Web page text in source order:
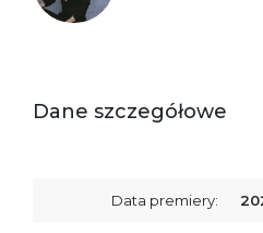
Dane szczegółowe
Data premiery: